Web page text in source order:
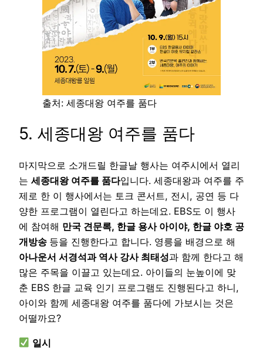
출처: 세종대왕 여주를 품다
5. 세종대왕 여주를 품다
마지막으로 소개드릴 한글날 행사는 여주시에서 열리
는 세종대왕 여주를 품다입니다. 세종대왕과 여주를 주
제로 한 이 행사에서는 토크 콘서트, 전시, 공연 등 다
양한 프로그램이 열린다고 하는데요. EBS도 이 행사
에 참여해 만국 견문록, 한글 용사 아이야, 한글 야호 공
개방송 등을 진행한다고 합니다. 영릉을 배경으로 해
아나운서 서경석과 역사 강사 최태성과 함께 한다고 해
많은 주목을 이끌고 있는데요. 아이들의 눈높이에 맞
춘 EBS 한글 교육 인기 프로그램도 진행된다고 하니,
아이와 함께 세종대왕 여주를 품다에 가보시는 것은
어떨까요?
일시